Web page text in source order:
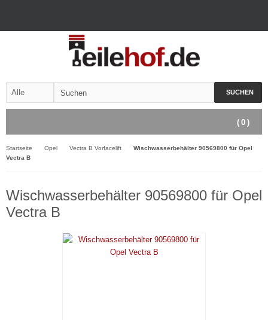
SUCHEN
( 0 )
Startseite Opel Vectra B Vorfacelift
Wischwasserbehälter 90569800 für Opel
Vectra B
Wischwasserbehälter 90569800 für Opel
Vectra B